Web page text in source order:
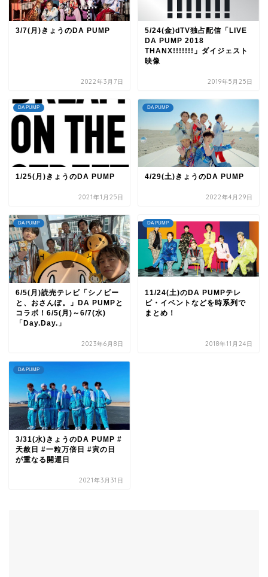
3/7(月)きょうのDA PUMP
2022年3月7日
5/24(金)dTV独占配信「LIVE
DA PUMP 2018
THANX!!!!!!!」ダイジェスト
映像
2019年5月25日
DA PUMP
1/25(月)きょうのDA PUMP
2021年1月25日
DA PUMP
4/29(土)きょうのDA PUMP
2022年4月29日
DA PUMP
6/5(月)読売テレビ「シノビー
と、おさんぽ。」DA PUMPと
コラボ！6/5(月)～6/7(水)
「Day.Day.」
2023年6月8日
DA PUMP
11/24(土)のDA PUMPテレ
ビ・イベントなどを時系列で
まとめ！
2018年11月24日
DA PUMP
3/31(水)きょうのDA PUMP #
天赦日 #一粒万倍日 #寅の日
が重なる開運日
2021年3月31日